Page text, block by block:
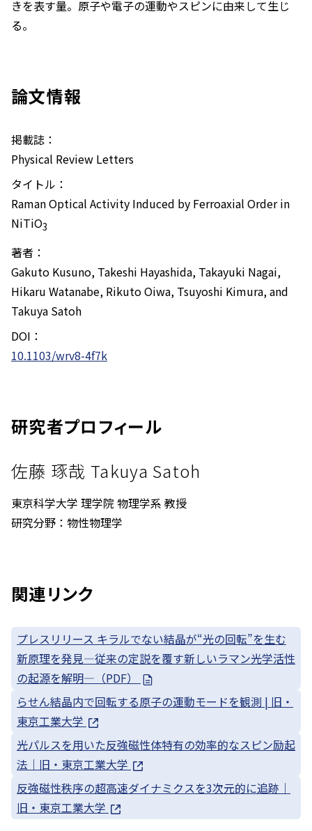
きを表す量。原子や電子の運動やスピンに由来して生じ
る。
論文情報
掲載誌：
Physical Review Letters
タイトル：
Raman Optical Activity Induced by Ferroaxial Order in
NiTiO3
著者：
Gakuto Kusuno, Takeshi Hayashida, Takayuki Nagai,
Hikaru Watanabe, Rikuto Oiwa, Tsuyoshi Kimura, and
Takuya Satoh
DOI：
10.1103/wrv8-4f7k
研究者プロフィール
佐藤 琢哉 Takuya Satoh
東京科学大学 理学院 物理学系 教授
研究分野：物性物理学
関連リンク
プレスリリース キラルでない結晶が“光の回転”を生む
新原理を発見—従来の定説を覆す新しいラマン光学活性
の起源を解明—（PDF）
らせん結晶内で回転する原子の運動モードを観測 | 旧・
東京工業大学
光パルスを用いた反強磁性体特有の効率的なスピン励起
法｜旧・東京工業大学
反強磁性秩序の超高速ダイナミクスを3次元的に追跡｜
旧・東京工業大学